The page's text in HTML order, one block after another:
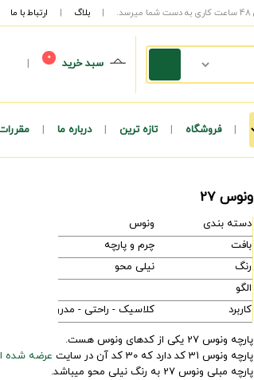
| بلاگ | ارتباط با ما
سبد خرید 0
|
| فروشگاه | تازه ترین | درباره ما |
ونوس 27
دسته بندی
ونوس
بافت
چرم و پارچه
رنگ
نیلی محو
الگو
کاربرد
کلاسیک - راحتی - مدرن
پارچه ونوس 27 یکی از کدهای ونوس هست.
پارچه ونوس 31 کد دارد که 30 کد آن در سایت
عرضه شده
پارچه مبلی ونوس 27 به رنگ نیلی محو میباشد.